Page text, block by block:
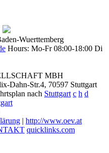
Wuerttemberg
Hours: Mo-Fr 08:00-18:00 Di
MBH
Dahn-Str.4, 70597 Stuttgart
nach Stuttgart c h d
| http://www.oev.at
quicklinks.com